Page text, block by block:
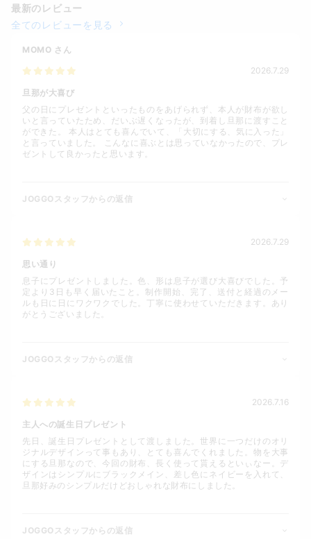
最新のレビュー
全てのレビューを見る
MOMO さん
2026.7.29
旦那が大喜び
父の日にプレゼントといったものをあげられず、本人が財布が欲し
いと言っていたため、だいぶ遅くなったが、到着し旦那に渡すこと
ができた。 本人はとても喜んでいて、「大切にする、気に入った」
と言っていました。 こんなに喜ぶとは思っていなかったので、プレ
ゼントして良かったと思います。
JOGGOスタッフからの返信
2026.7.29
思い通り
息子にプレゼントしました。色、形は息子が選び大喜びでした。予
定より3日も早く届いたこと。制作開始、完了、送付と経過のメー
ルも日に日にワクワクでした。丁寧に使わせていただきます。あり
がとうございました。
JOGGOスタッフからの返信
2026.7.16
主人への誕生日プレゼント
先日、誕生日プレゼントとして渡しました。世界に一つだけのオリ
ジナルデザインって事もあり、とても喜んでくれました。物を大事
にする旦那なので、今回の財布、長く使って貰えるといぃなー。デ
ザインはシンプルにブラックメイン、差し色にネイビーを入れて、
旦那好みのシンプルだけどおしゃれな財布にしました。
JOGGOスタッフからの返信